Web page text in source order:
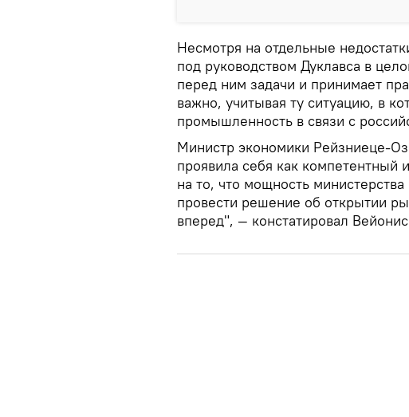
Несмотря на отдельные
под руководством Дуклавса в
перед ним задачи и принимает
важно, учитывая ту ситуацию, в
промышленность в связи с
Министр экономики Рейзниеце-
проявила себя как компетентный
на то, что мощность
провести решение об открытии
вперед", — констатировал